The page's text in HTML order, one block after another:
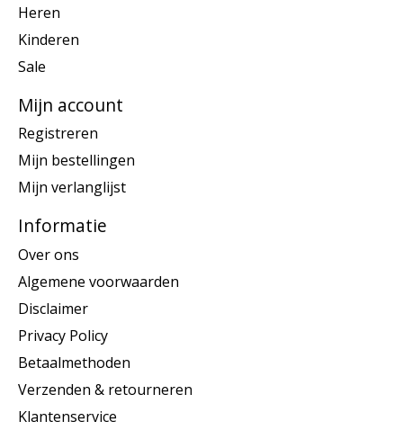
Heren
Kinderen
Sale
Mijn account
Registreren
Mijn bestellingen
Mijn verlanglijst
Informatie
Over ons
Algemene voorwaarden
Disclaimer
Privacy Policy
Betaalmethoden
Verzenden & retourneren
Klantenservice